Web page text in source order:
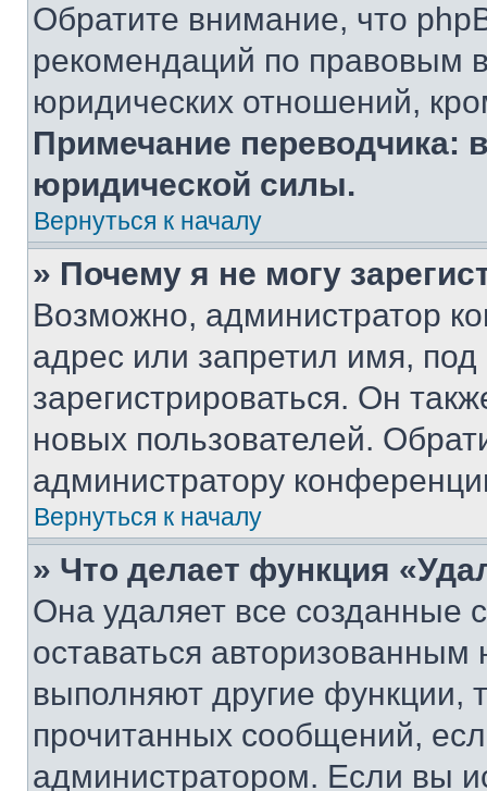
Обратите внимание, что
рекомендаций по правовым
юридических отношений,
Примечание переводчика:
юридической силы.
Вернуться к началу
» Почему я не могу
Возможно, администратор
адрес или запретил имя,
зарегистрироваться. Он
новых пользователей.
администратору
Вернуться к началу
» Что делает функция
Она удаляет все созданные
оставаться
выполняют другие функции,
прочитанных сообщений,
администратором. Если вы